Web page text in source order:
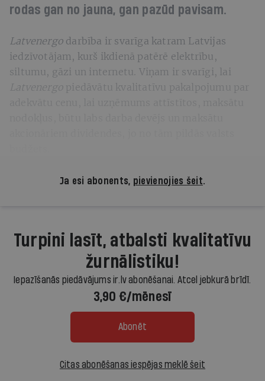
rodas gan no jauna, gan pazūd pavisam.
Latvenergo darbība ir svarīga katram Latvijas
iedzīvotājam, kurš ikdienā patērē elektrību,
siltumu, gāzi un internetu. Viņam ir svarīgi, lai
Latvenergo piedāvātu kvalitatīvu pakalpojumu par
Ja esi abonents, pievienojies šeit.
Turpini lasīt, atbalsti kvalitatīvu
žurnālistiku!
Iepazīšanās piedāvājums ir.lv abonēšanai. Atcel jebkurā brīdī.
3,90 €/mēnesī
Abonēt
Citas abonēšanas iespējas meklē šeit